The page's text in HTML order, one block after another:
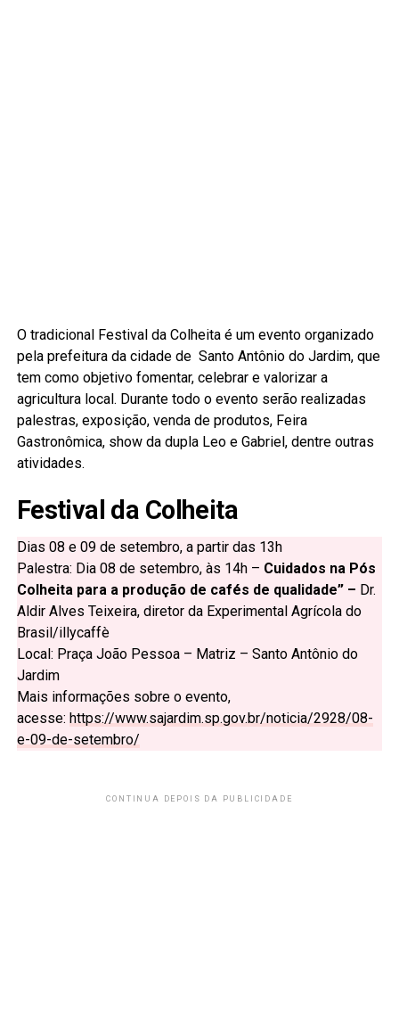
O tradicional Festival da Colheita é um evento organizado
pela prefeitura da cidade de Santo Antônio do Jardim, que
tem como objetivo fomentar, celebrar e valorizar a
agricultura local. Durante todo o evento serão realizadas
palestras, exposição, venda de produtos, Feira
Gastronômica, show da dupla Leo e Gabriel, dentre outras
atividades.
Festival da Colheita
Dias 08 e 09 de setembro, a partir das 13h
Palestra: Dia 08 de setembro, às 14h – Cuidados na Pós
Colheita para a produção de cafés de qualidade” – Dr.
Aldir Alves Teixeira, diretor da Experimental Agrícola do
Brasil/illycaffè
Local: Praça João Pessoa – Matriz – Santo Antônio do
Jardim
Mais informações sobre o evento,
acesse: https://www.sajardim.sp.gov.br/noticia/2928/08-
e-09-de-setembro/
CONTINUA DEPOIS DA PUBLICIDADE